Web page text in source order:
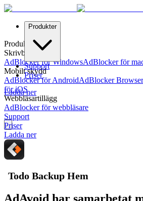
Produkter
Support
Priser
Ladda ner
Produkter
Skrivbordsskydd
AdBlocker för WindowsAdBlocker för
Mobilt skydd
AdBlocker för AndroidAdBlocker
för iOS
Webbläsartillägg
AdBlocker för webbläsare
Support
Priser
Ladda ner
Todo Backup Hem
AdAvoid har samarbetat